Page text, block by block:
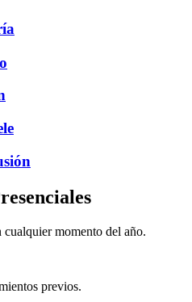
cualquier momento del año.
previos.